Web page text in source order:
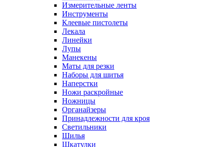
Измерительные ленты
Инструменты
Клеевые пистолеты
Лекала
Линейки
Лупы
Манекены
Маты для резки
Наборы для шитья
Наперстки
Ножи раскройные
Ножницы
Органайзеры
Принадлежности для кроя
Светильники
Шилья
Шкатулки